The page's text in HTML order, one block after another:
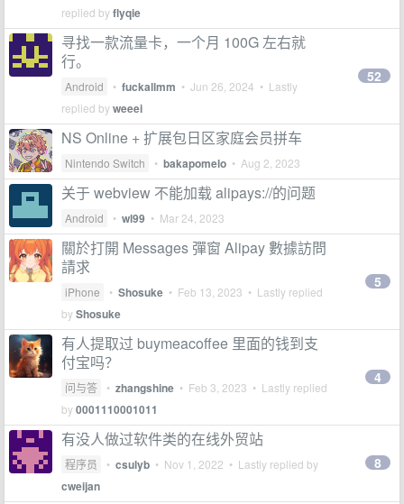
replied byflyqie
寻找一款流量卡，一个月 100G 左右就
行。
Android • fuckallmm • Jun 26, 2024 • Lastly
replied byweeei
52
NS Online + 扩展包日区家庭会员拼车
Nintendo Switch • bakapomelo • Aug 2, 2023
关于 webview 不能加载 alipays://的问题
Android • wl99 • Mar 24, 2023
關於打開 Messages 彈窗 Alipay 數據訪問
請求
iPhone • Shosuke • Feb 13, 2023 • Lastly replied
byShosuke
5
有人提取过 buymeacoffee 里面的钱到支
付宝吗？
问与答 • zhangshine • Feb 3, 2023 • Lastly replied
by0001110001011
4
有没人做过软件类的在线外贸站
程序员 • csulyb • Nov 1, 2022 • Lastly replied by
cweijan
8